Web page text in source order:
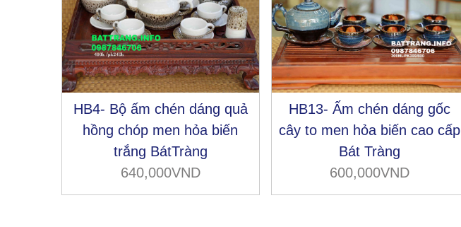
HB4- Bộ ấm chén dáng quả
hồng chóp men hỏa biến
trắng BátTràng
640,000VND
HB13- Ấm chén dáng gốc
cây to men hỏa biến cao cấp
Bát Tràng
600,000VND